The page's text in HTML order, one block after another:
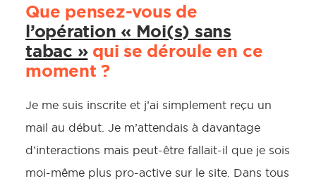
Que pensez-vous de
l’opération « Moi(s) sans
tabac »qui se déroule en ce
moment ?
Je me suis inscrite et j’ai simplement reçu un
mail au début. Je m’attendais à davantage
d’interactions mais peut-être fallait-il que je sois
moi-même plus pro-active sur le site. Dans tous